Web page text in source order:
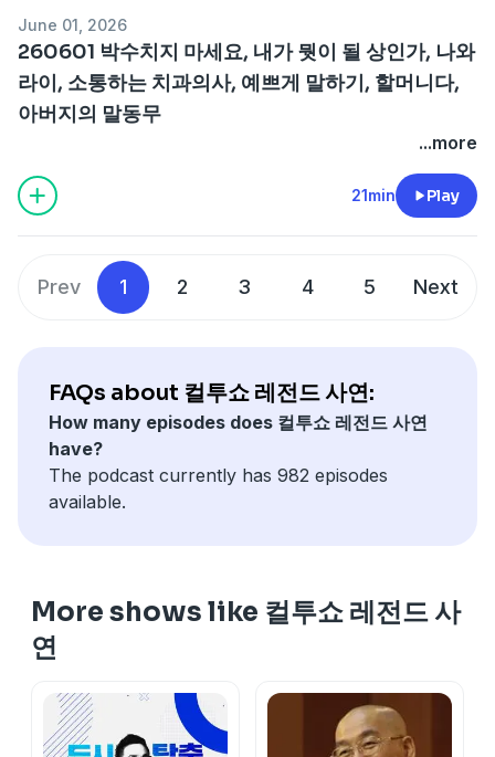
June 01, 2026
260601 박수치지 마세요, 내가 뭣이 될 상인가, 나와
라이, 소통하는 치과의사, 예쁘게 말하기, 할머니다,
아버지의 말동무
...more
21min Play
Prev 1 2 3 4 5 Next
FAQs about 컬투쇼 레전드 사연:
How many episodes does 컬투쇼 레전드 사연
have?
The podcast currently has 982 episodes
available.
More shows like 컬투쇼 레전드 사
연